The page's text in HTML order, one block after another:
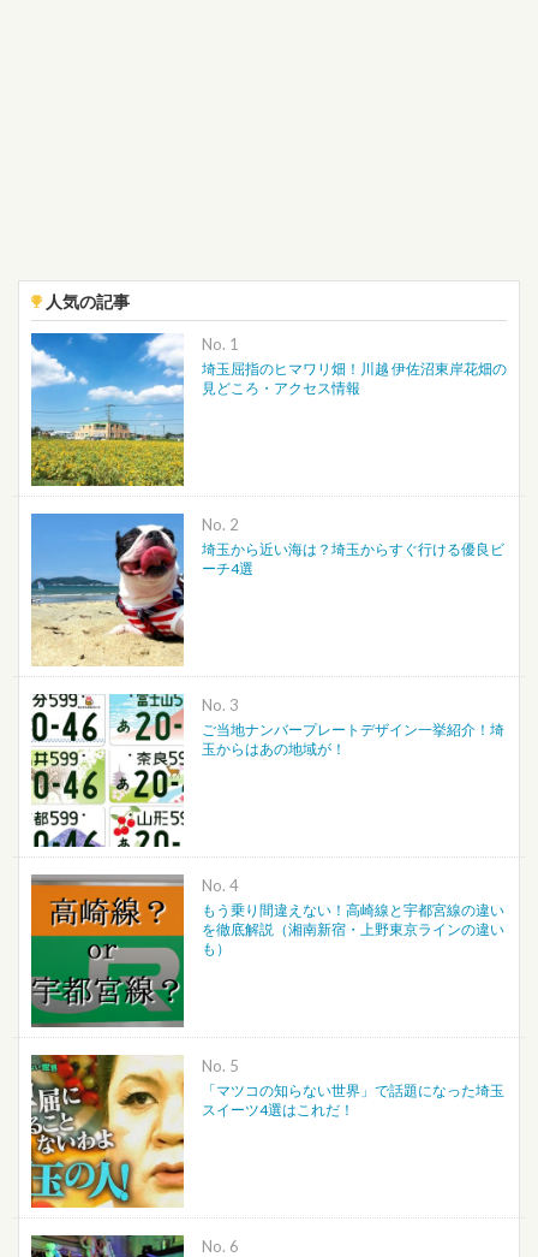
人気の記事
No.
埼玉屈指のヒマワリ畑！川越 伊佐沼東岸花畑の
見どころ・アクセス情報
No.
埼玉から近い海は？埼玉からすぐ行ける優良ビ
ーチ4選
No.
ご当地ナンバープレートデザイン一挙紹介！埼
玉からはあの地域が！
No.
もう乗り間違えない！高崎線と宇都宮線の違い
を徹底解説（湘南新宿・上野東京ラインの違い
も）
No.
「マツコの知らない世界」で話題になった埼玉
スイーツ4選はこれだ！
No.